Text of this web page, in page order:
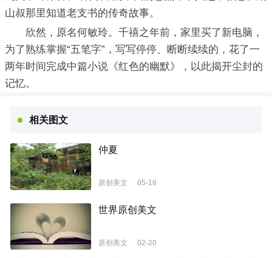
山叔那里知道老支书的传奇故事。
欣然，原名何敏玲。千禧之年前，家里买了新电脑，
为了熟练掌握“五笔字”，写写停停、断断续续的，花了一
两年时间完成中篇小说《红色的幽默》，以此揭开尘封的
记忆。
相关图文
仲夏
原创美文 05-18
世界原创美文
原创美文 02-20